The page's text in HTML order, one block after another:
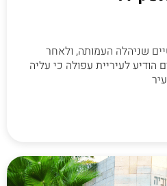
שניהלה העמותה, ולאחר
הפנים הודיע לעיריית עפולה כי עליה